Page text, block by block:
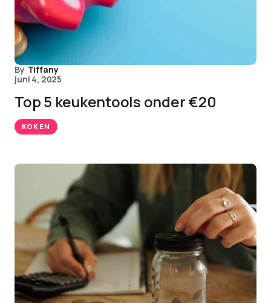
By Tiffany
juni 4, 2025
Top 5 keukentools onder €20
KOKEN